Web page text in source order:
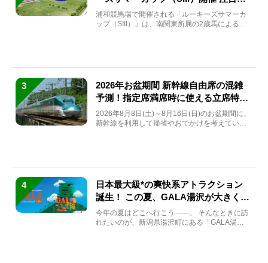
と見どころをチェック
浦和競馬場で開催される「ルーキーズサマーカ
ップ（SIII）」は、南関東所属の2歳馬による注
3
2026年お盆期間 新幹線自由席の混雑
予測！指定席満席時に使える立席特急
券も解説
2026年8月8日(土)～8月16日(日)のお盆期間に、
新幹線を利用して帰省やおでかけを考えている
4
日本最大級*の爽快系アトラクション
誕生！ この夏、GALA湯沢が大きく生
まれ変わる
今年の夏はどこへ行こう――。 そんなときに訪
れたいのが、新潟県湯沢町にある「GALA湯